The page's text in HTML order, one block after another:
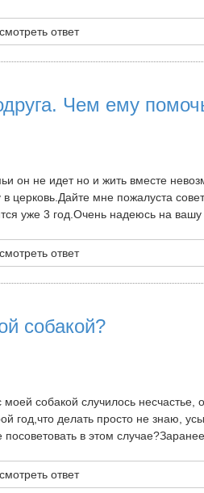
ответ
Чем ему
он не идет но и жить вместе
мне пожалуста
уже 3 год.Очень надеюсь на
ответ
собакой?
собакой случилось несчастье,
год,что делать просто не знаю,
в этом
ответ